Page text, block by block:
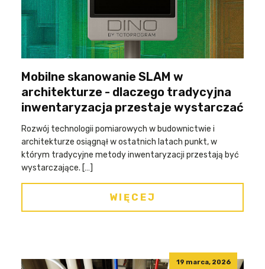
Mobilne skanowanie SLAM w
architekturze - dlaczego tradycyjna
inwentaryzacja przestaje wystarczać
Rozwój technologii pomiarowych w budownictwie i
architekturze osiągnął w ostatnich latach punkt, w
którym tradycyjne metody inwentaryzacji przestają być
wystarczające. […]
WIĘCEJ
19 marca, 2026